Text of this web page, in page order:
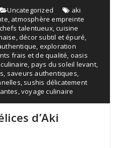
Uncategorized
aki
, atmosphère empreinte
chefs talentueux,cuisine
,décor subtil et épuré,
, exploration
frais et de qualité, oasis
, pays du soleil levant,
, saveurs authentiques,
, sushis délicatement
,voyage culinaire
d’Aki